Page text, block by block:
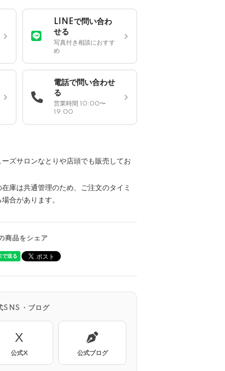
LINEで問い合わ
せる
写真付き相談におすす
め
電話で問い合わせ
る
営業時間 10:00〜
19:00
ズサロンなとりや店頭でも販売してお
庫は共通管理のため、ご注文のタイミ
合があります。
商品をシェア
SNS・ブログ
X
公式X 公式ブログ